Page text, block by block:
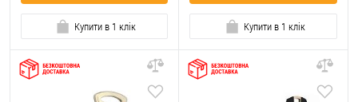
Купити в 1 клік Купити в 1 клік